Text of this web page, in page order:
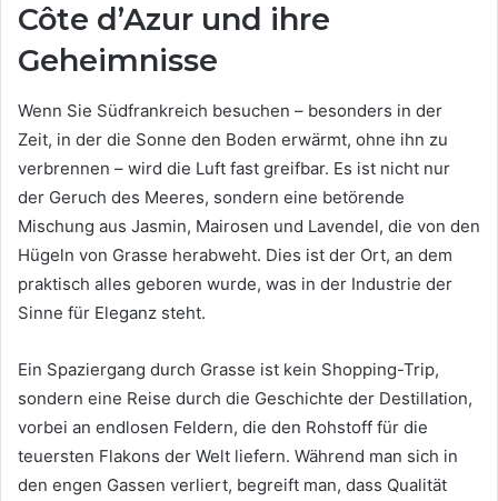
Côte d’Azur und ihre
Geheimnisse
Wenn Sie Südfrankreich besuchen – besonders in der
Zeit, in der die Sonne den Boden erwärmt, ohne ihn zu
verbrennen – wird die Luft fast greifbar. Es ist nicht nur
der Geruch des Meeres, sondern eine betörende
Mischung aus Jasmin, Mairosen und Lavendel, die von den
Hügeln von Grasse herabweht. Dies ist der Ort, an dem
praktisch alles geboren wurde, was in der Industrie der
Sinne für Eleganz steht.
Ein Spaziergang durch Grasse ist kein Shopping-Trip,
sondern eine Reise durch die Geschichte der Destillation,
vorbei an endlosen Feldern, die den Rohstoff für die
teuersten Flakons der Welt liefern. Während man sich in
den engen Gassen verliert, begreift man, dass Qualität